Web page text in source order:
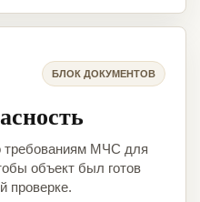
БЛОК ДОКУМЕНТОВ
требованиям МЧС для
объект был готов
проверке.